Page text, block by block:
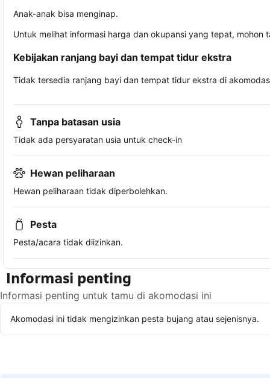
Anak-anak bisa menginap.
Untuk melihat informasi harga dan okupansi yang tepat,
Kebijakan ranjang bayi dan tempat tidur ekstra
Tidak tersedia ranjang bayi dan tempat tidur ekstra di
Tanpa batasan usia
Tidak ada persyaratan usia untuk check-in
Hewan peliharaan
Hewan peliharaan tidak diperbolehkan.
Pesta
Pesta/acara tidak diizinkan.
Informasi penting
Informasi penting untuk tamu di akomodasi ini
Akomodasi ini tidak mengizinkan pesta bujang atau sejenisnya.